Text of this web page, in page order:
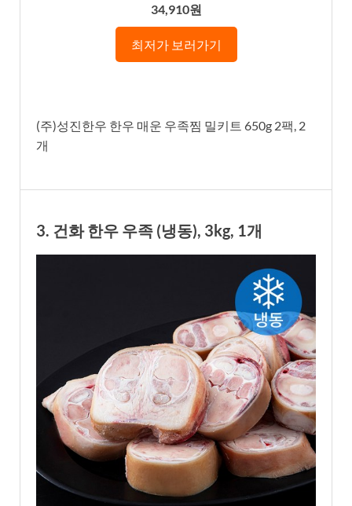
34,910원
최저가 보러가기
(주)성진한우 한우 매운 우족찜 밀키트 650g 2팩, 2
개
3. 건화 한우 우족 (냉동), 3kg, 1개